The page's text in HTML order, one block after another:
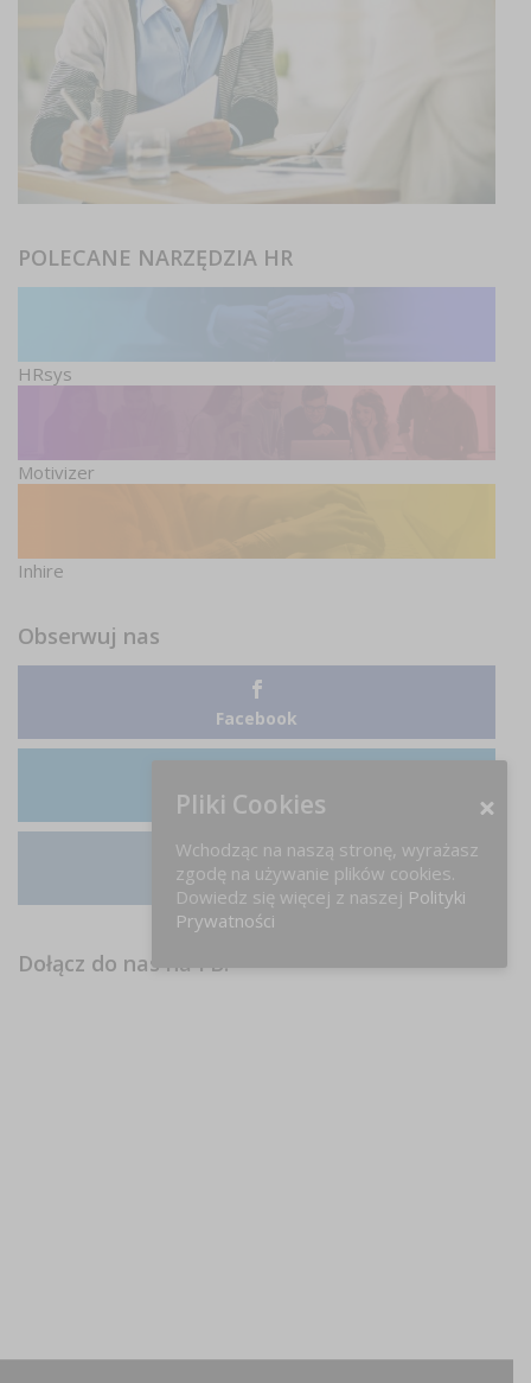
POLECANE NARZĘDZIA HR
HRsys
Motivizer
Inhire
Obserwuj nas
Facebook
LinkedIn
Instagram
Dołącz do nas na FB!
Pliki Cookies
Wchodząc na naszą stronę, wyrażasz
zgodę na używanie plików cookies.
Dowiedz się więcej z naszej Polityki
Prywatności